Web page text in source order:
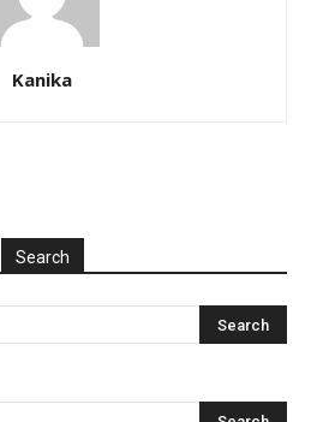
Kanika
Search